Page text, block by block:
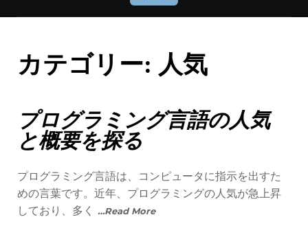
カテゴリー: 人気
プログラミング言語の人気
と概要を探る
プログラミング言語は、コンピュータに指示を出すた
めの言葉です。近年、プログラミングの人気が急上昇
しており、多く
…Read More